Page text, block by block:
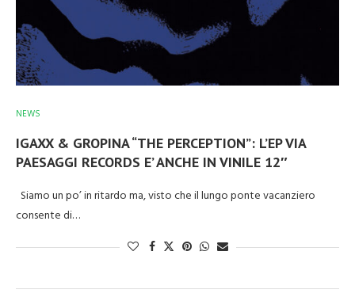
NEWS
IGAXX & GROPINA “THE PERCEPTION”: L’EP VIA
PAESAGGI RECORDS E’ ANCHE IN VINILE 12″
Siamo un po’ in ritardo ma, visto che il lungo ponte vacanziero
consente di…